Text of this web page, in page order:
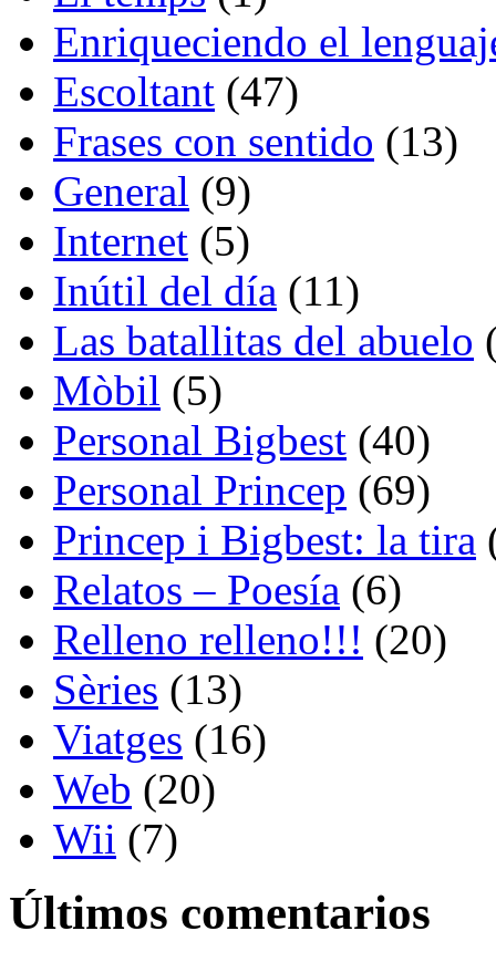
Enriqueciendo el
Escoltant (47)
Frases con sentido (13)
General (9)
Internet (5)
Inútil del día (11)
Las batallitas del abuelo
Mòbil (5)
Personal Bigbest (40)
Personal Princep (69)
Princep i Bigbest: la tira
Relatos – Poesía (6)
Relleno relleno!!! (20)
Sèries (13)
Viatges (16)
Web (20)
Wii (7)
Últimos comentarios